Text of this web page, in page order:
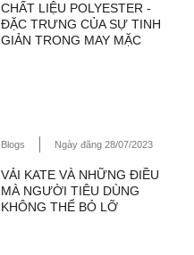
CHẤT LIỆU POLYESTER -
ĐẶC TRƯNG CỦA SỰ TINH
GIẢN TRONG MAY MẶC
Blogs Ngày đăng 28/07/2023
VẢI KATE VÀ NHỮNG ĐIỀU
MÀ NGƯỜI TIÊU DÙNG
KHÔNG THỂ BỎ LỠ